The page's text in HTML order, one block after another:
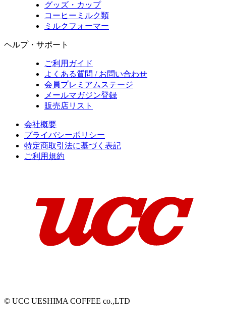
グッズ・カップ
コーヒーミルク類
ミルクフォーマー
ヘルプ・サポート
ご利用ガイド
よくある質問 / お問い合わせ
会員プレミアムステージ
メールマガジン登録
販売店リスト
会社概要
プライバシーポリシー
特定商取引法に基づく表記
ご利用規約
© UCC UESHIMA COFFEE co.,LTD